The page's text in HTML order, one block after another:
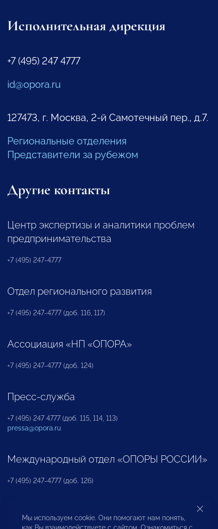
Исполнительная дирекция
+7 (495) 247 4777
id@opora.ru
127473, г. Москва, 2-й Самотечный пер., д.7.
Региональные отделения
Представители за рубежом
Другие контакты
Центр экспертизы и аналитики проблем
предпринимательства
+7 (495) 247-4777
Отдел регионального развития
+7 (495) 247-4777 (доб. 116, 117)
Ассоциация «НП «ОПОРА»
+7 (495) 247-4777 (доб. 124)
Пресс-служба
+7 (495) 247 4777 (доб. 115, 114, 113)
pressa@opora.ru
Международный отдел «ОПОРЫ РОССИИ»
+7 (495) 247-4777 (доб. 126)
Бюро по защите прав предпринимателей и
инвесторов
Мы используем cookie. Они помогают нам понять,
как Вы взаимодействуете с сайтом. Ознакомиться с